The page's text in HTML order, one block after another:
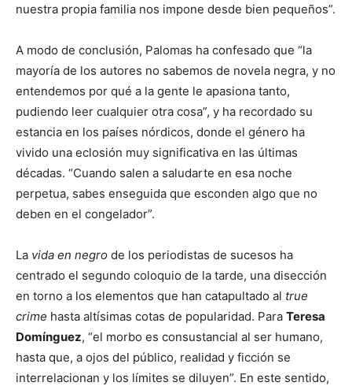
nuestra propia familia nos impone desde bien pequeños”.
A modo de conclusión, Palomas ha confesado que “la
mayoría de los autores no sabemos de novela negra, y no
entendemos por qué a la gente le apasiona tanto,
pudiendo leer cualquier otra cosa”, y ha recordado su
estancia en los países nórdicos, donde el género ha
vivido una eclosión muy significativa en las últimas
décadas. “Cuando salen a saludarte en esa noche
perpetua, sabes enseguida que esconden algo que no
deben en el congelador”.
La vida en negro de los periodistas de sucesos ha
centrado el segundo coloquio de la tarde, una disección
en torno a los elementos que han catapultado al true
crime hasta altísimas cotas de popularidad. Para Teresa
Domínguez, “el morbo es consustancial al ser humano,
hasta que, a ojos del público, realidad y ficción se
interrelacionan y los límites se diluyen”. En este sentido,